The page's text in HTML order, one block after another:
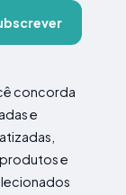
concorda
e
e